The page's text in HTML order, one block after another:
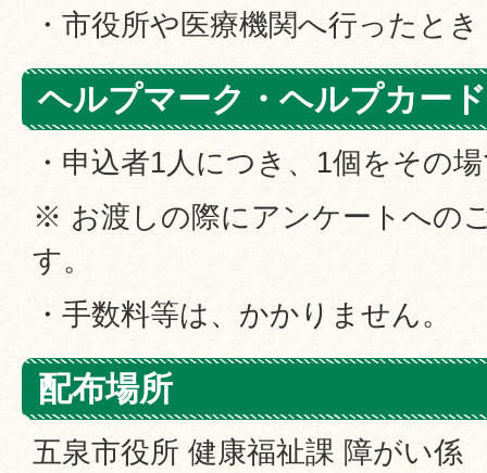
・市役所や医療機関へ行ったとき
ヘルプマーク・ヘルプカー
・申込者1人につき、1個をその
※ お渡しの際にアンケートへの
す。
・手数料等は、かかりません。
配布場所
五泉市役所 健康福祉課 障がい係